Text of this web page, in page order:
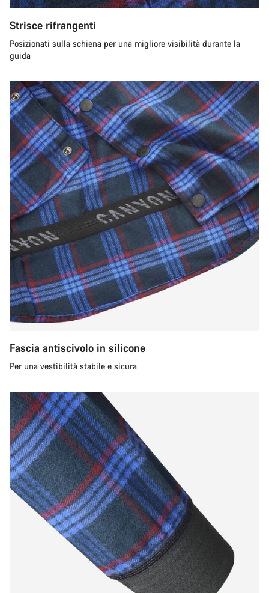
Strisce rifrangenti
Posizionati sulla schiena per una migliore visibilità durante la
guida
Fascia antiscivolo in silicone
Per una vestibilità stabile e sicura